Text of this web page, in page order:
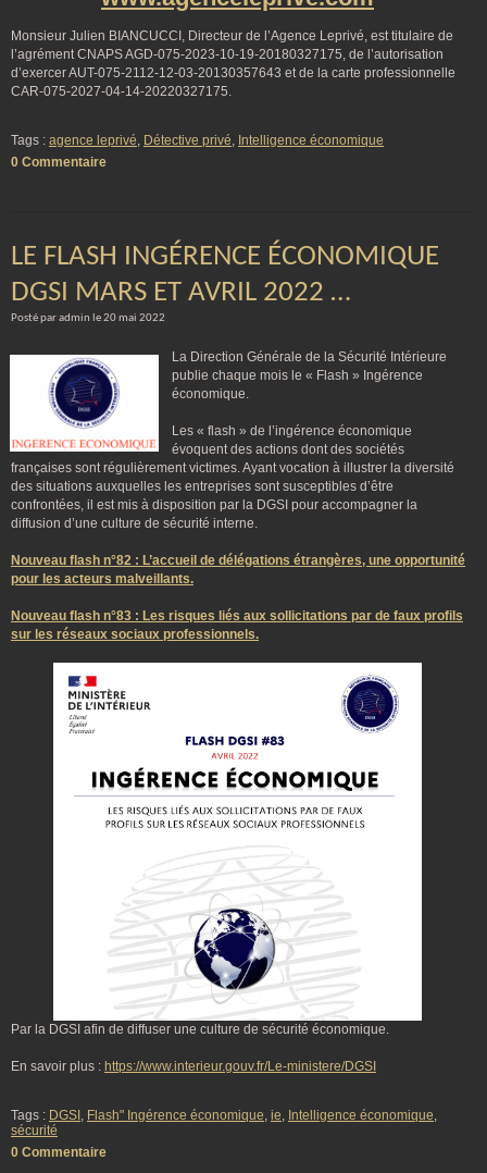
Monsieur Julien BIANCUCCI, Directeur de l’Agence Leprivé, est titulaire de
l’agrément CNAPS AGD-075-2023-10-19-20180327175, de l’autorisation
d’exercer AUT-075-2112-12-03-20130357643 et de la carte professionnelle
CAR-075-2027-04-14-20220327175.
Tags : agence leprivé, Détective privé, Intelligence économique
0 Commentaire
LE FLASH INGÉRENCE ÉCONOMIQUE
DGSI MARS ET AVRIL 2022 …
Posté par admin le 20 mai 2022
La Direction Générale de la Sécurité Intérieure
publie chaque mois le « Flash » Ingérence
économique.
Les « flash » de l’ingérence économique
évoquent des actions dont des sociétés
françaises sont régulièrement victimes. Ayant vocation à illustrer la diversité
des situations auxquelles les entreprises sont susceptibles d’être
confrontées, il est mis à disposition par la DGSI pour accompagner la
diffusion d’une culture de sécurité interne.
Nouveau flash n°82 : L’accueil de délégations étrangères, une opportunité
pour les acteurs malveillants.
Nouveau flash n°83 : Les risques liés aux sollicitations par de faux profils
sur les réseaux sociaux professionnels.
Par la DGSI afin de diffuser une culture de sécurité économique.
En savoir plus : https://www.interieur.gouv.fr/Le-ministere/DGSI
Tags : DGSI , Flash" Ingérence économique, ie, Intelligence économique,
sécurité
0 Commentaire